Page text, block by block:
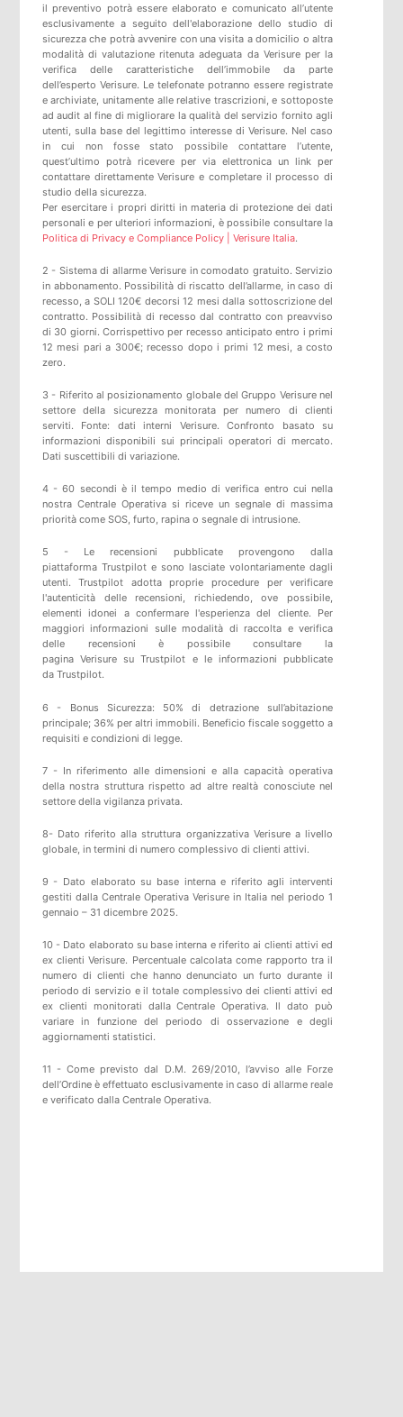
il preventivo potrà essere elaborato e comunicato all’utente
esclusivamente a seguito dell'elaborazione dello studio di
sicurezza che potrà avvenire con una visita a domicilio o altra
modalità di valutazione ritenuta adeguata da Verisure per la
verifica delle caratteristiche dell’immobile da parte
dell’esperto Verisure. Le telefonate potranno essere registrate
e archiviate, unitamente alle relative trascrizioni, e sottoposte
ad audit al fine di migliorare la qualità del servizio fornito agli
utenti, sulla base del legittimo interesse di Verisure. Nel caso
in cui non fosse stato possibile contattare l’utente,
quest’ultimo potrà ricevere per via elettronica un link per
contattare direttamente Verisure e completare il processo di
studio della sicurezza.
Per esercitare i propri diritti in materia di protezione dei dati
personali e per ulteriori informazioni, è possibile consultare la
Politica di Privacy e Compliance Policy | Verisure Italia.
2 - Sistema di allarme Verisure in comodato gratuito. Servizio
in abbonamento. Possibilità di riscatto dell’allarme, in caso di
recesso, a SOLI 120€ decorsi 12 mesi dalla sottoscrizione del
contratto. Possibilità di recesso dal contratto con preavviso
di 30 giorni. Corrispettivo per recesso anticipato entro i primi
12 mesi pari a 300€; recesso dopo i primi 12 mesi, a costo
zero.
3 - Riferito al posizionamento globale del Gruppo Verisure nel
settore della sicurezza monitorata per numero di clienti
serviti. Fonte: dati interni Verisure. Confronto basato su
informazioni disponibili sui principali operatori di mercato.
Dati suscettibili di variazione.
4 - 60 secondi è il tempo medio di verifica entro cui nella
nostra Centrale Operativa si riceve un segnale di massima
priorità come SOS, furto, rapina o segnale di intrusione.
5 - Le recensioni pubblicate provengono dalla
piattaforma Trustpilote sono lasciate volontariamente dagli
utenti.Trustpilot adotta proprie procedure per verificare
l'autenticità delle recensioni, richiedendo, ove possibile,
elementi idonei a confermare l'esperienza del cliente. Per
maggiori informazioni sulle modalità di raccolta e verifica
delle recensioni è possibile consultarela
paginaVerisure suTrustpilot e le informazioni pubblicate
da Trustpilot.
6 - Bonus Sicurezza: 50% di detrazione sull’abitazione
principale; 36% per altri immobili. Beneficio fiscale soggetto a
requisiti e condizioni di legge.
7 - In riferimento alle dimensioni e alla capacità operativa
della nostra struttura rispetto ad altre realtà conosciute nel
settore della vigilanza privata.
8- Dato riferito alla struttura organizzativa Verisure a livello
globale, in termini di numero complessivo di clienti attivi.
9 - Dato elaborato su base interna e riferito agli interventi
gestiti dalla Centrale Operativa Verisure in Italia nel periodo 1
gennaio – 31 dicembre 2025.
10 - Dato elaborato su base interna e riferito ai clienti attivi ed
ex clienti Verisure. Percentuale calcolata come rapporto tra il
numero di clienti che hanno denunciato un furto durante il
periodo di servizio e il totale complessivo dei clienti attivi ed
ex clienti monitorati dalla Centrale Operativa. Il dato può
variare in funzione del periodo di osservazione e degli
aggiornamenti statistici.
11 - Come previsto dal D.M. 269/2010, l’avviso alle Forze
dell’Ordine è effettuato esclusivamente in caso di allarme reale
e verificato dalla Centrale Operativa.